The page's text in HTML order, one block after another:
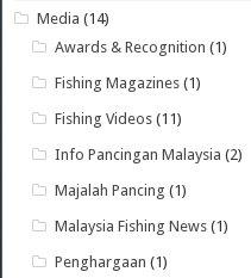
Media (14)
Awards & Recognition (1)
Fishing Magazines (1)
Fishing Videos (11)
Info Pancingan Malaysia (2)
Majalah Pancing (1)
Malaysia Fishing News (1)
Penghargaan (1)